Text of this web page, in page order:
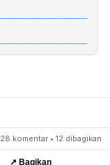
28 komentar • 12 dibagikan
↗️ Bagikan